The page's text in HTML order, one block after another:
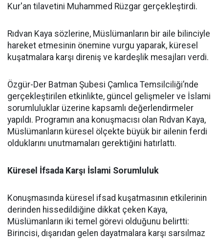
Kur'an tilavetini Muhammed Rüzgar gerçekleştirdi.
Rıdvan Kaya sözlerine, Müslümanların bir aile bilinciyle
hareket etmesinin önemine vurgu yaparak, küresel
kuşatmalara karşı direniş ve kardeşlik mesajları verdi.
Özgür-Der Batman Şubesi Çamlıca Temsilciliği’nde
gerçekleştirilen etkinlikte, güncel gelişmeler ve İslami
sorumluluklar üzerine kapsamlı değerlendirmeler
yapıldı. Programın ana konuşmacısı olan Rıdvan Kaya,
Müslümanların küresel ölçekte büyük bir ailenin ferdi
olduklarını unutmamaları gerektiğini hatırlattı.
Küresel İfsada Karşı İslami Sorumluluk
Konuşmasında küresel ifsad kuşatmasının etkilerinin
derinden hissedildiğine dikkat çeken Kaya,
Müslümanların iki temel görevi olduğunu belirtti:
Birincisi, dışarıdan gelen dayatmalara karşı sarsılmaz